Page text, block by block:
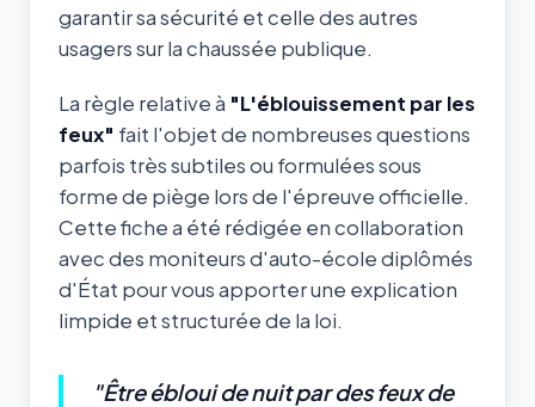
garantir sa sécurité et celle des autres
usagers sur la chaussée publique.
La règle relative à "L'éblouissement par les
feux" fait l'objet de nombreuses questions
parfois très subtiles ou formulées sous
forme de piège lors de l'épreuve officielle.
Cette fiche a été rédigée en collaboration
avec des moniteurs d'auto-école diplômés
d'État pour vous apporter une explication
limpide et structurée de la loi.
"Être ébloui de nuit par des feux de